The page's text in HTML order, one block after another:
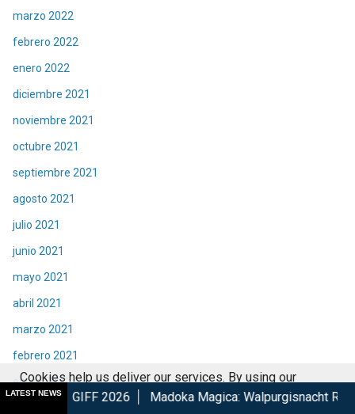
marzo 2022
febrero 2022
enero 2022
diciembre 2021
noviembre 2021
octubre 2021
septiembre 2021
agosto 2021
julio 2021
junio 2021
mayo 2021
abril 2021
marzo 2021
febrero 2021
enero 2021
LATEST NEWS
Madoka Magica: Walpurgisnacht Rising confirma su
Cookies help us deliver our services. By using our
services, you agree to our use of cookies.
Got it